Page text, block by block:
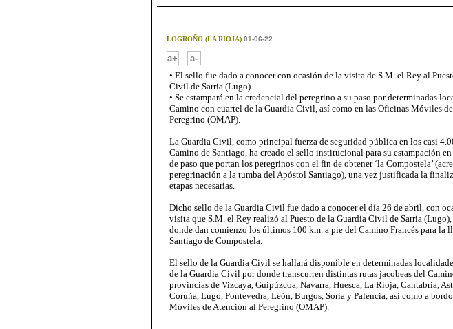
LOGROÑO (LA RIOJA)01-06-22
a+
a-
• El sello fue dado a conocer con ocasión de la visita de S.M. el Rey al
Civil de Sarria (Lugo).
• Se estampará en la credencial del peregrino a su paso por determinadas
Camino con cuartel de la Guardia Civil, así como en las Oficinas Móviles
Peregrino (OMAP).
La Guardia Civil, como principal fuerza de seguridad pública en los casi
Camino de Santiago, ha creado el sello institucional para su estampación
de paso que portan los peregrinos con el fin de obtener ‘la Compostela’
peregrinación a la tumba del Apóstol Santiago), una vez justificada la
etapas necesarias.
Dicho sello de la Guardia Civil fue dado a conocer el día 26 de abril, con
visita que S.M. el Rey realizó al Puesto de la Guardia Civil de Sarria
donde dan comienzo los últimos 100 km. a pie del Camino Francés para la
Santiago de Compostela.
El sello de la Guardia Civil se hallará disponible en determinadas
de la Guardia Civil por donde transcurren distintas rutas jacobeas del
provincias de Vizcaya, Guipúzcoa, Navarra, Huesca, La Rioja, Cantabria,
Coruña, Lugo, Pontevedra, León, Burgos, Soria y Palencia, así como a
Móviles de Atención al Peregrino (OMAP).